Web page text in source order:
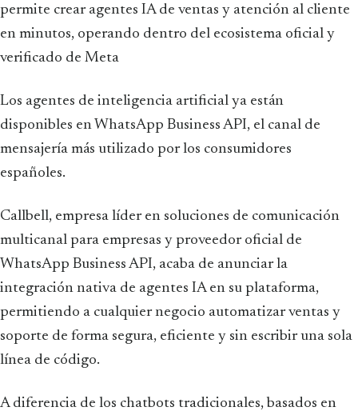
permite crear agentes IA de ventas y atención al cliente
en minutos, operando dentro del ecosistema oficial y
verificado de Meta
Los agentes de inteligencia artificial ya están
disponibles en WhatsApp Business API, el canal de
mensajería más utilizado por los consumidores
españoles.
Callbell, empresa líder en soluciones de comunicación
multicanal para empresas y proveedor oficial de
WhatsApp Business API, acaba de anunciar la
integración nativa de agentes IA en su plataforma,
permitiendo a cualquier negocio automatizar ventas y
soporte de forma segura, eficiente y sin escribir una sola
línea de código.
A diferencia de los chatbots tradicionales, basados en